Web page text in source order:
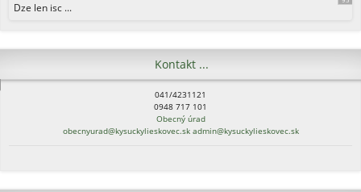
Dze len isc ...
Kontakt ...
041/4231121
0948 717 101
Obecný úrad
obecnyurad@kysuckylieskovec.sk admin@kysuckylieskovec.sk